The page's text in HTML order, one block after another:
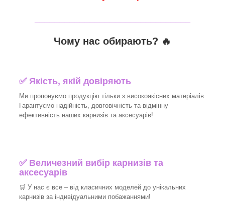
Чому нас обирають? 🔥
✅Якість, якій довіряють
Ми пропонуємо продукцію тільки з високоякісних матеріалів.
Гарантуємо надійність, довговічність та відмінну
ефективність наших карнизів та аксесуарів!​
✅ Величезний вибір карнизів та
аксесуарів
🛒 У нас є все – від класичних моделей до унікальних
карнизів за індивідуальними побажаннями!​